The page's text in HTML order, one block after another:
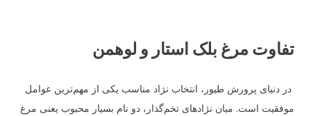
آب و غذای آن ها چک و تمیز شده و اطمینان حاصل کرد که کپک و
تفاوت مرغ بلک استار و لوهمن
در دنیای پرورش طیور، انتخاب نژاد مناسب یکی از مهم‌ترین عوامل
موفقیت است. میان نژادهای تخم‌گذار، دو نام بسیار محبوب یعنی مرغ